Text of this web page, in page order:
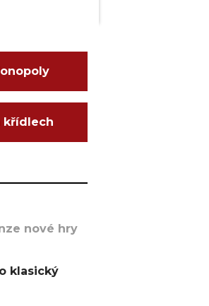
křídlech
nové hry
klasický